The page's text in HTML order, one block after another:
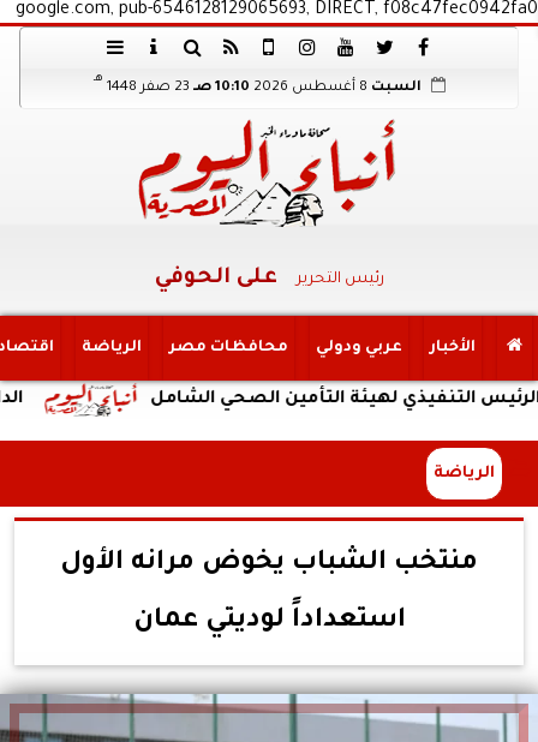
google.com, pub-6546128129065693, DIRECT, f08c47fec0942fa0
السبت 10:10 صـ 23 صفر 1448
هـ
رئيس التحرير على الحوفي
الأخبار عربي ودولي محافظات مصر الرياضة
الداخلية: لهيئة التأمين الصحي الشامل
الرياضة
منتخب الشباب يخوض مرانه الأول
استعداداً لوديتي عمان